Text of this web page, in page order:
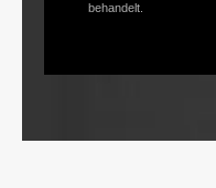
behandelt.